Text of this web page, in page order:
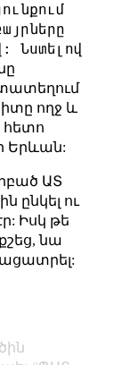
Նստելով
ողջ և
հետո
Երևան:
ԱՏ
ընկել ու
Իսկ թե
նա